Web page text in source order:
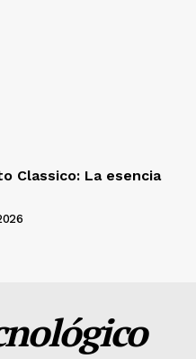
Classico: La esencia